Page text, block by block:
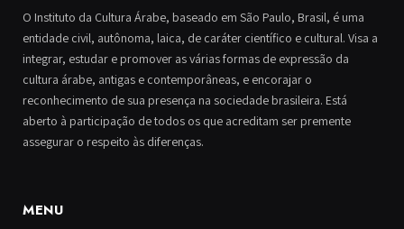
O Instituto da Cultura Árabe, baseado em São Paulo, Brasil, é uma
entidade civil, autônoma, laica, de caráter científico e cultural. Visa a
integrar, estudar e promover as várias formas de expressão da
cultura árabe, antigas e contemporâneas, e encorajar o
reconhecimento de sua presença na sociedade brasileira. Está
aberto à participação de todos os que acreditam ser premente
assegurar o respeito às diferenças.
MENU